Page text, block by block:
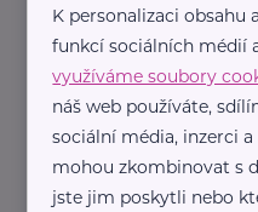
Na našich
najdete vždy
vám rád poradí a
https://
a-poradci/0587-
K personalizaci obsahu
funkcí sociálních médií
využíváme soubory
náš web používáte,
sociální média, inzerci
mohou zkombinovat s
jste jim poskytli nebo